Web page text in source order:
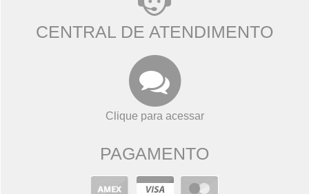
CENTRAL DE ATENDIMENTO
Clique para acessar
PAGAMENTO